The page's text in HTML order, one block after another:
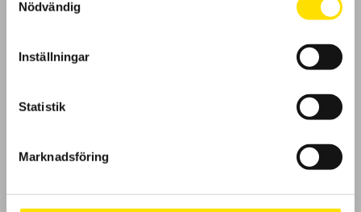
Nödvändig
Inställningar
Statistik
Marknadsföring